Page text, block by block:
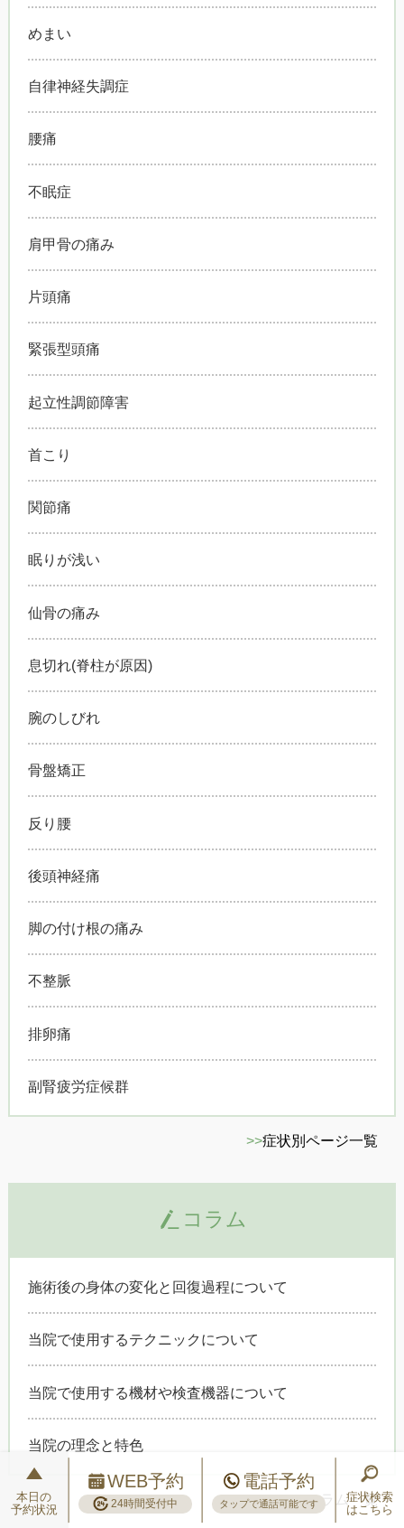
めまい
自律神経失調症
腰痛
不眠症
肩甲骨の痛み
片頭痛
緊張型頭痛
起立性調節障害
首こり
関節痛
眠りが浅い
仙骨の痛み
息切れ(脊柱が原因)
腕のしびれ
骨盤矯正
反り腰
後頭神経痛
脚の付け根の痛み
不整脈
排卵痛
副腎疲労症候群
>>症状別ページ一覧
コラム
施術後の身体の変化と回復過程について
当院で使用するテクニックについて
当院で使用する機材や検査機器について
当院の理念と特色
>>コラム一覧
本日の
予約状況
WEB予約
24時間受付中
電話予約
タップで通話可能です
症状検索
はこちら